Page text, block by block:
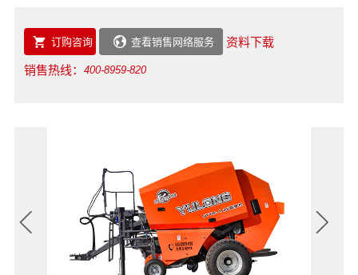
 订购咨询  查看销售网络服务
资料下载
销售热线：400-8959-820
 